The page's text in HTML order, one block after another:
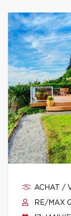
ACHAT /
RE/MAX